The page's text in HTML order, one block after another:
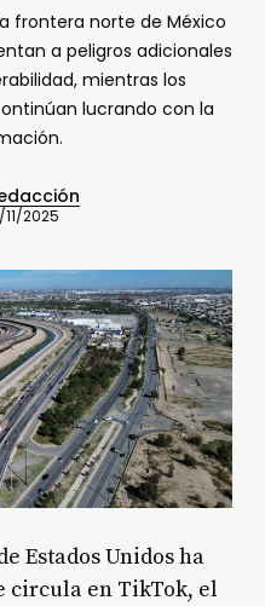
frontera norte de México
a peligros adicionales
mientras los
lucrando con la
11/2025
Estados Unidos ha
circula en TikTok, el